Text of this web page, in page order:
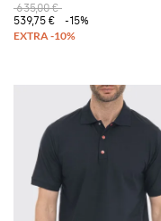
635,00 €
539,75 €
-15%